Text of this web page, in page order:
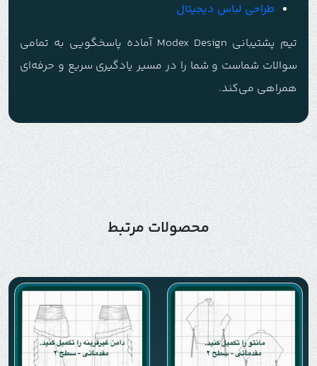
طراحی لباس دیجیتال
تیم پشتیبانی Modex Design آماده پاسخگویی به تمامی
سوالات شماست و شما را در مسیر یادگیری سریع و حرفه‌ای
همراهی می‌کند.
محصولات مرتبط